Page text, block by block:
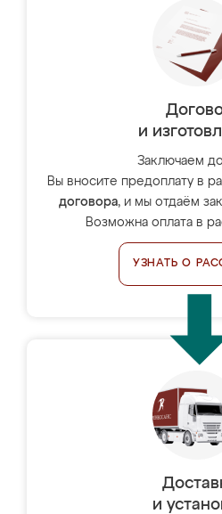
и
Заключаем
Вы вносите предоплату в
договора, и мы отдаём
Возможна оплата в
УЗНАТЬ О
и